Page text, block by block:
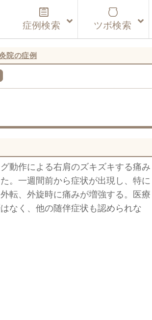
症例検索 ツボ検索
院の症例
動作による右肩のズキズキする痛み
。一週間前から症状が出現し、特に
転、外旋時に痛みが増強する。医療
なく、他の随伴症状も認められな